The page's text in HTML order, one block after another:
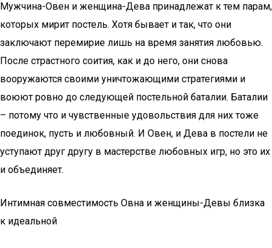
Мужчина-Овен и женщина-Дева принадлежат к тем парам,
которых мирит постель. Хотя бывает и так, что они
заключают перемирие лишь на время занятия любовью.
После страстного соития, как и до него, они снова
вооружаются своими уничтожающими стратегиями и
воюют ровно до следующей постельной баталии. Баталии
– потому что и чувственные удовольствия для них тоже
поединок, пусть и любовный. И Овен, и Дева в постели не
уступают друг другу в мастерстве любовных игр, но это их
и объединяет.
Интимная совместимость Овна и женщины-Девы близка
к идеальной